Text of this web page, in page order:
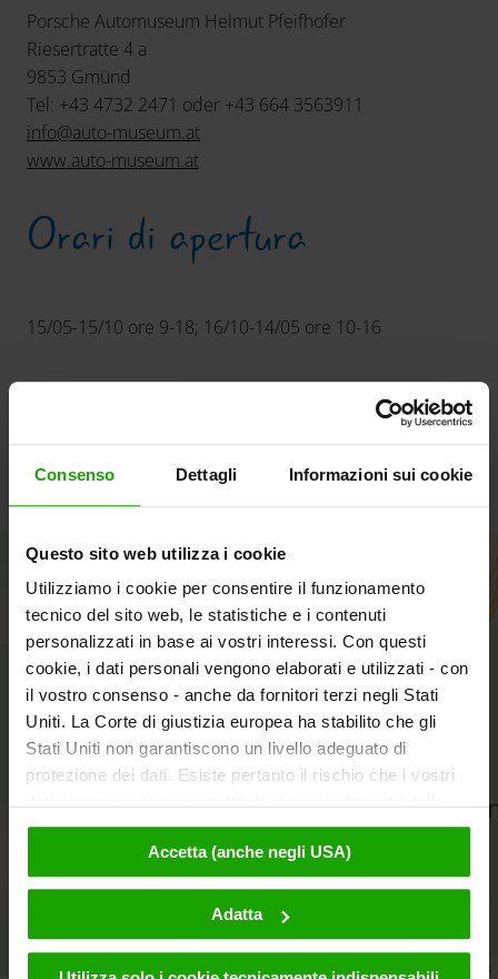
Consenso Dettagli Informazioni sui cookie
Questo sito web utilizza i cookie
Utilizziamo i cookie per consentire il funzionamento
tecnico del sito web, le statistiche e i contenuti
personalizzati in base ai vostri interessi. Con questi
cookie, i dati personali vengono elaborati e utilizzati - con
il vostro consenso - anche da fornitori terzi negli Stati
Uniti. La Corte di giustizia europea ha stabilito che gli
Stati Uniti non garantiscono un livello adeguato di
protezione dei dati. Esiste pertanto il rischio che i vostri
autorità statunitensi a fini di controllo e monitoraggio a
causa di ordinanze corrispondenti nei confronti di fornitori
terzi (ad es. Google, Meta) e che non sussistano misure
legali efficaci per fare opposizione. Facendo clic su
"Accetta", l'utente accetta che i cookie possano essere
Accetta (anche negli USA)
Adatta
Porsche Automuseum Helmut Pfeifhofer
Riesertratte 4 a
9853 Gmünd
Tel: +43 4732 2471 oder +43 664 3563911
info@auto-museum.at
www.auto-museum.at
Orari di apertura
15/05-15/10 ore 9-18; 16/10-14/05 ore 10-16
Da non perdere
aktivieren
+
−
© OpenStreetMap contributors